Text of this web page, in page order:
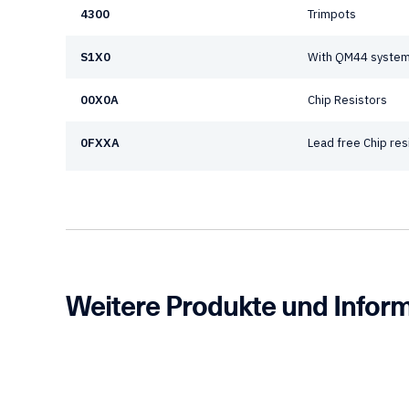
4300 Trimpots
S1X0 With QM44 system
00X0A Chip Resistors
0FXXA Lead free Chip
Weitere Produkte und